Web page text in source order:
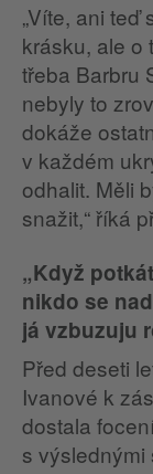
„Víte, ani
krásku, ale o
třeba Barbru
nebyly to
dokáže
v každém
odhalit. Měli
snažit,“ říká
„Když
nikdo se
já vzbuzuju
Před deseti
Ivanové k
dostala
s